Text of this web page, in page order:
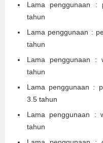
Lama penggunaan :
tahun
Lama penggunaan :
tahun
Lama penggunaan :
tahun
Lama penggunaan :
3.5 tahun
Lama penggunaan :
tahun